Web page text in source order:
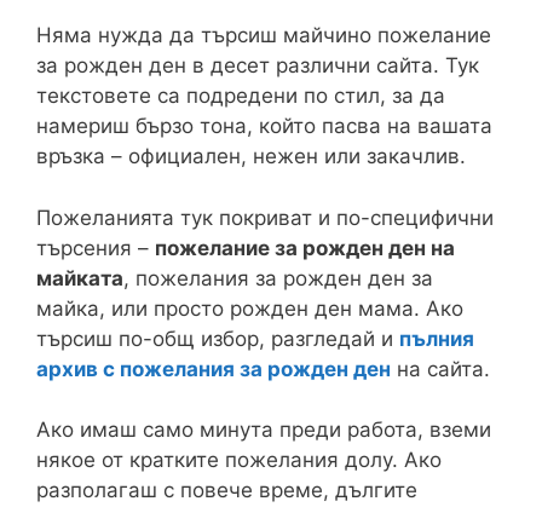
Няма нужда да търсиш майчино пожелание
за рожден ден в десет различни сайта. Тук
текстовете са подредени по стил, за да
намериш бързо тона, който пасва на вашата
връзка – официален, нежен или закачлив.
Пожеланията тук покриват и по-специфични
търсения – пожелание за рожден ден на
майката, пожелания за рожден ден за
майка, или просто рожден ден мама. Ако
търсиш по-общ избор, разгледай и пълния
архив с пожелания за рожден ден на сайта.
Ако имаш само минута преди работа, вземи
някое от кратките пожелания долу. Ако
разполагаш с повече време, дългите